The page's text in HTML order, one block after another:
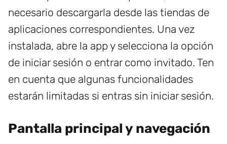
necesario descargarla desde las tiendas de
aplicaciones correspondientes. Una vez
instalada, abre la app y selecciona la opción
de iniciar sesión o entrar como invitado. Ten
en cuenta que algunas funcionalidades
estarán limitadas si entras sin iniciar sesión.
Pantalla principal y navegación